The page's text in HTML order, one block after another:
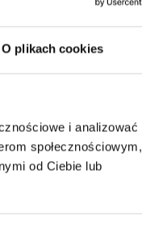
O plikach cookies
i analizować
społecznościowym,
od Ciebie lub